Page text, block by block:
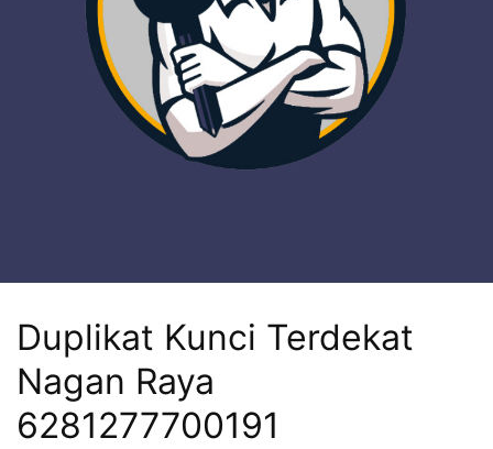
Duplikat Kunci Terdekat
Nagan Raya
6281277700191